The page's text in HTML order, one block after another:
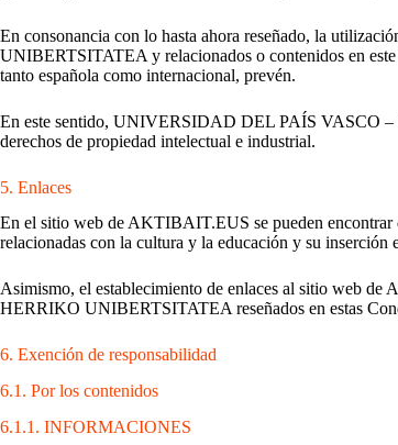
En consonancia con lo hasta ahora reseñado, la
UNIBERTSITATEA y relacionados o contenidos en
tanto española como internacional, prevén.
En este sentido, UNIVERSIDAD DEL PAÍS VASCO –
derechos de propiedad intelectual e industrial.
5. Enlaces
En el sitio web de AKTIBAIT.EUS se pueden encontrar
relacionadas con la cultura y la educación y su inserción
Asimismo, el establecimiento de enlaces al sitio web
HERRIKO UNIBERTSITATEA reseñados en estas
6. Exención de responsabilidad
6.1. Por los contenidos
6.1.1. INFORMACIONES